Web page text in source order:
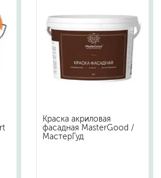
Краска акриловая
фасадная MasterGood /
МастерГуд